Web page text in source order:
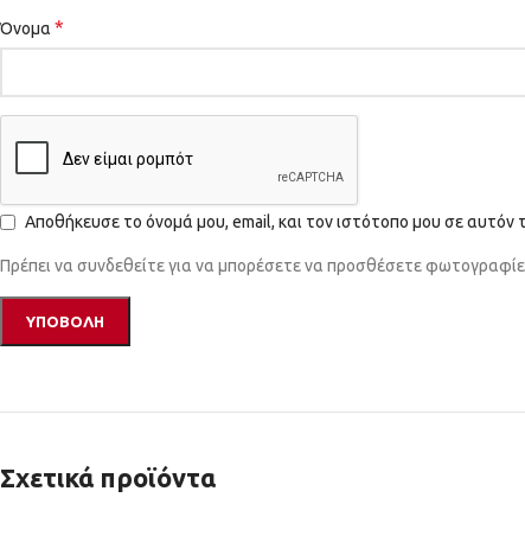
Όνομα *
Αποθήκευσε το όνομά μου, email, και τον ιστότοπο μου σε
Πρέπει να συνδεθείτε για να μπορέσετε να προσθέσετε
Σχετικά προϊόντα